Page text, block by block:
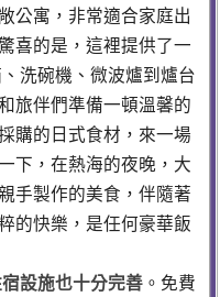
公寓，非常適合家庭出
喜的是，這裡提供了一
洗碗機、微波爐到爐台
旅伴們準備一頓溫馨的
購的日式食材，來一場
下，在熱海的夜晚，大
手製作的美食，伴隨著
的快樂，是任何豪華飯
設施也十分完善。免費